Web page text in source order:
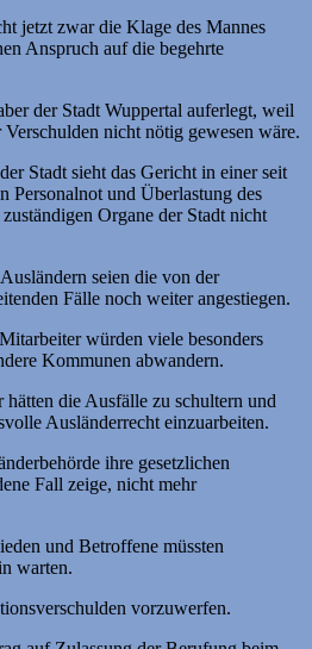
jetzt zwar die Klage des Mannes
Anspruch auf die begehrte
der Stadt Wuppertal auferlegt, weil
nicht nötig gewesen wäre.
Stadt sieht das Gericht in einer seit
Personalnot und Überlastung des
Organe der Stadt nicht
seien die von der
Fälle noch weiter angestiegen.
würden viele besonders
Kommunen abwandern.
die Ausfälle zu schultern und
Ausländerrecht einzuarbeiten.
ihre gesetzlichen
Fall zeige, nicht mehr
und Betroffene müssten
warten.
vorzuwerfen.